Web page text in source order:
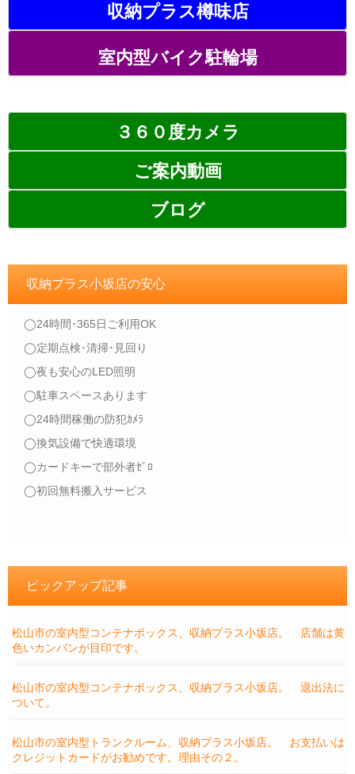
収納プラス樽味店
室内型バイク駐輪場
３６０度カメラ
ご案内動画
ブログ
収納プラス小坂店の安心
◯24時間･365日ご利用OK
◯定期点検･清掃･見回り
◯夜も安心のLED照明
◯駐車スペースあります
◯24時間稼働の防犯ｶﾒﾗ
◯換気設備で快適環境
◯カードキーで部外者ｾﾞﾛ
◯初回無料搬入サービス
ピックアップ記事
松山市の室内型コンテナボックス、収納プラス小坂店。 店舗は黄
色いカンバンが目印です。
松山市の室内型コンテナボックス、収納プラス小坂店。 退出法に
ついて。
松山市の室内型トランクルーム、収納プラス小坂店。 お支払いは
クレジットカードがお勧めです。理由その２。